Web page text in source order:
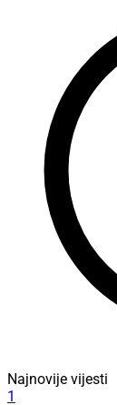
Najnovije vijesti
1